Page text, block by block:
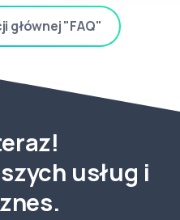
głównej "FAQ"
usług i